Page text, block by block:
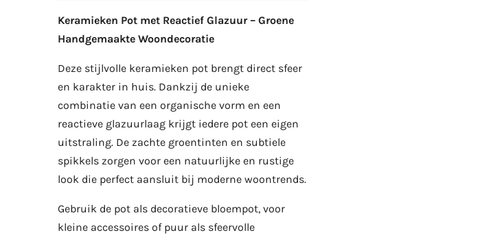
Keramieken Pot met Reactief Glazuur – Groene
Handgemaakte Woondecoratie
Deze stijlvolle keramieken pot brengt direct sfeer
en karakter in huis. Dankzij de unieke
combinatie van een organische vorm en een
reactieve glazuurlaag krijgt iedere pot een eigen
uitstraling. De zachte groentinten en subtiele
spikkels zorgen voor een natuurlijke en rustige
look die perfect aansluit bij moderne woontrends.
Gebruik de pot als decoratieve bloempot, voor
kleine accessoires of puur als sfeervolle